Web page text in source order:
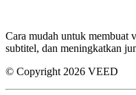
Cara mudah untuk membuat
subtitel, dan meningkatkan
© Copyright 2026 VEED